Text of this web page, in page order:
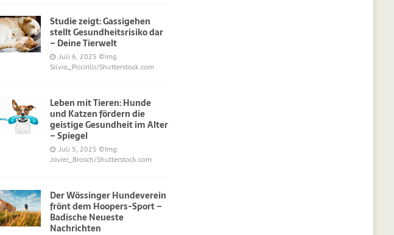
Studie zeigt: Gassigehen
stellt Gesundheitsrisiko dar
– Deine Tierwelt
Juli 6, 2025 ©Img.
Silvia_Piccirilli/Shutterstock.com
Leben mit Tieren: Hunde
und Katzen fördern die
geistige Gesundheit im Alter
– Spiegel
Juli 5, 2025 ©Img.
Javier_Brosch/Shutterstock.com
Der Wössinger Hundeverein
frönt dem Hoopers-Sport –
Badische Neueste
Nachrichten